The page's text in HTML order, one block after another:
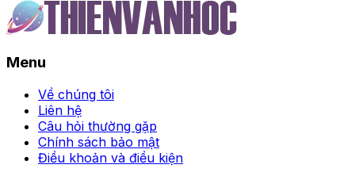
Menu
Về chúng tôi
Liên hệ
Câu hỏi thường gặp
Chính sách bảo mật
Điều khoản và điều kiện